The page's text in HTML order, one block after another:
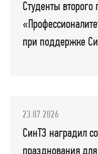
Студенты второго
при поддержке
23.07.2026
СинТЗ наградил
празднования